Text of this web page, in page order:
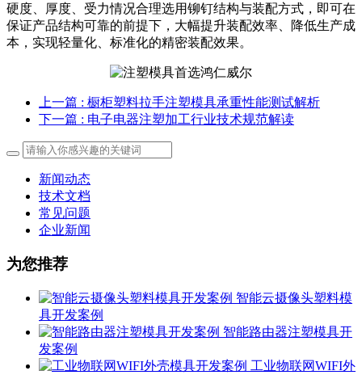
硬度、厚度、受力情况合理选用铆钉结构与装配方式，即可在
保证产品结构可靠的前提下，大幅提升装配效率、降低生产成
本，实现轻量化、标准化的精密装配效果。
上一篇 : 橱柜塑料拉手注塑模具承重性能测试解析
下一篇 : 电子电器注塑加工行业技术规范解读
新闻动态
技术文档
常见问题
企业新闻
为您推荐
智能云摄像头塑料模
具开发案例
智能路由器注塑模具开
发案例
工业物联网WIFI外